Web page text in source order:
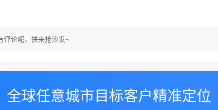
评论呢，快来抢沙发~
全球任意城市目标客户精准定位